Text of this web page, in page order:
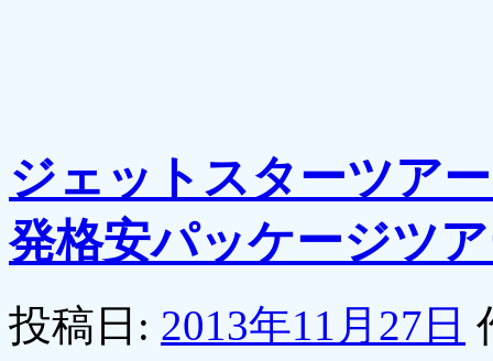
ジェットスターツア
発格安パッケージツ
投稿日: 2013年11月27日